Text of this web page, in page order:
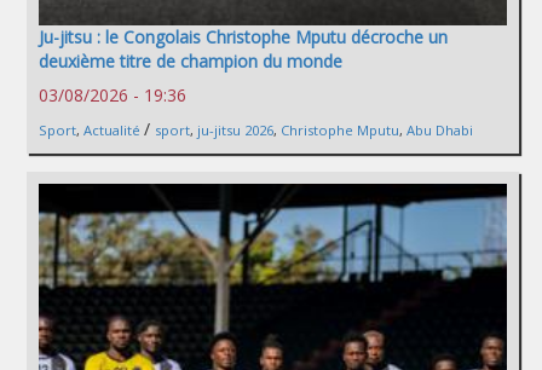
Ju-jitsu : le Congolais Christophe Mputu décroche un
deuxième titre de champion du monde
03/08/2026 - 19:36
Sport, Actualité / sport, ju-jitsu 2026, Christophe Mputu, Abu Dhabi